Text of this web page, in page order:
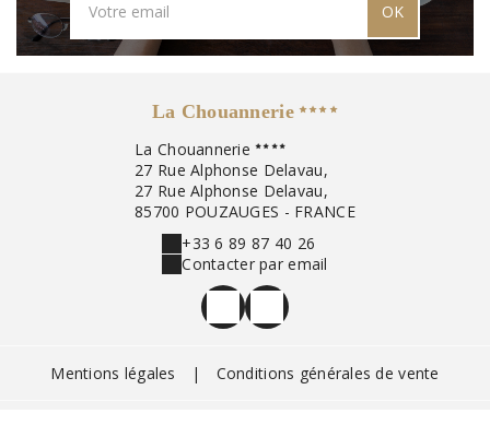
OK
La Chouannerie
La Chouannerie
27 Rue Alphonse Delavau,
27 Rue Alphonse Delavau,
85700 POUZAUGES - FRANCE
+33 6 89 87 40 26
Contacter par email
Mentions légales | Conditions générales de vente